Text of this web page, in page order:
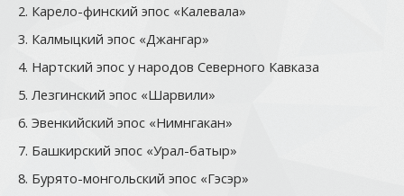
2. Карело-финский эпос «Калевала»
3. Калмыцкий эпос «Джангар»
4. Нартский эпос у народов Северного Кавказа
5. Лезгинский эпос «Шарвили»
6. Эвенкийский эпос «Нимнгакан»
7. Башкирский эпос «Урал-батыр»
8. Бурято-монгольский эпос «Гэсэр»